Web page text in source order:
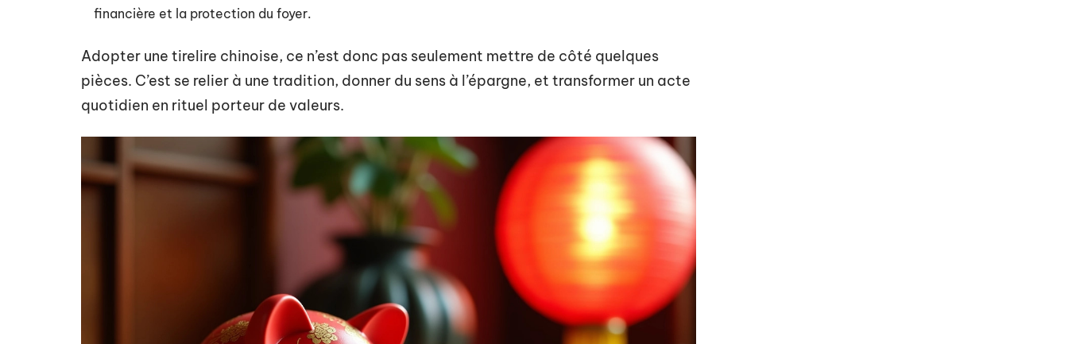
financière et la protection du foyer.
Adopter une tirelire chinoise, ce n’est donc pas seulement mettre de côté quelques
pièces. C’est se relier à une tradition, donner du sens à l’épargne, et transformer un acte
quotidien en rituel porteur de valeurs.